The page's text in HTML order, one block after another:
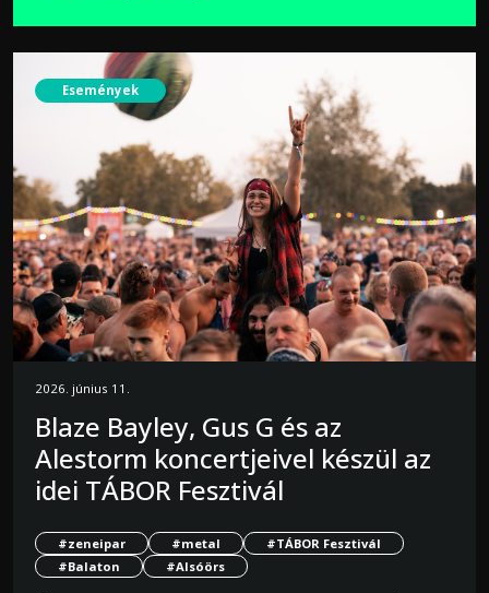
Események
2026. június 11.
Blaze Bayley, Gus G és az
Alestorm koncertjeivel készül az
idei TÁBOR Fesztivál
#zeneipar #metal
#TÁBOR Fesztivál
#Balaton
#Alsóörs